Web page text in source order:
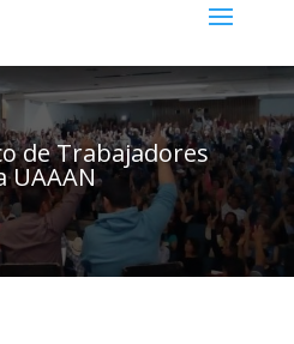
de Trabajadores
UAAAN